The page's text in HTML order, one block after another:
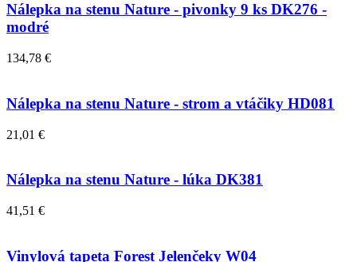
Nálepka na stenu Nature - pivonky 9 ks DK276 -
modré
134,78 €
Nálepka na stenu Nature - strom a vtáčiky HD081
21,01 €
Nálepka na stenu Nature - lúka DK381
41,51 €
Vinylová tapeta Forest Jelenčeky W04